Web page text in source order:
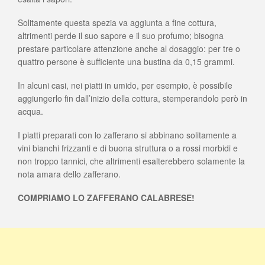
Solitamente questa spezia va aggiunta a fine cottura,
altrimenti perde il suo sapore e il suo profumo; bisogna
prestare particolare attenzione anche al dosaggio: per tre o
quattro persone è sufficiente una bustina da 0,15 grammi.
In alcuni casi, nei piatti in umido, per esempio, è possibile
aggiungerlo fin dall’inizio della cottura, stemperandolo però in
acqua.
I piatti preparati con lo zafferano si abbinano solitamente a
vini bianchi frizzanti e di buona struttura o a rossi morbidi e
non troppo tannici, che altrimenti esalterebbero solamente la
nota amara dello zafferano.
COMPRIAMO LO ZAFFERANO CALABRESE!